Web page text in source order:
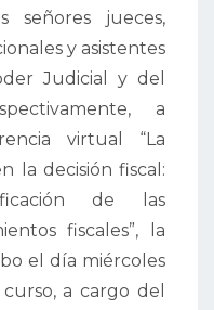
señores jueces,
y asistentes
Judicial y del
a
virtual “La
la decisión fiscal:
de las
fiscales”, la
el día miércoles
a cargo del